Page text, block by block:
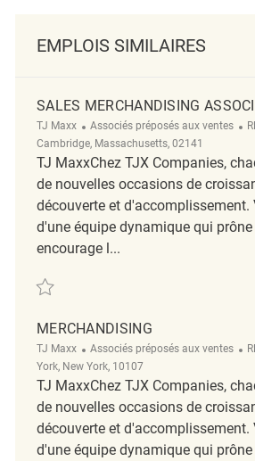
EMPLOIS SIMILAIRES
SALES MERCHANDISING
TJ Maxx Catégorie
Associés préposés aux ventes
Cambridge, Massachusetts, 02141
TJ MaxxChez TJX Companies,
de nouvelles occasions de
découverte et d'accomplissement.
d'une équipe dynamique qui
encourage l...
Sauvegarder Sales Merchandising
MERCHANDISING
TJ Maxx Catégorie
Associés préposés aux ventes
York, New York, 10107
TJ MaxxChez TJX Companies,
de nouvelles occasions de
découverte et d'accomplissement.
d'une équipe dynamique qui